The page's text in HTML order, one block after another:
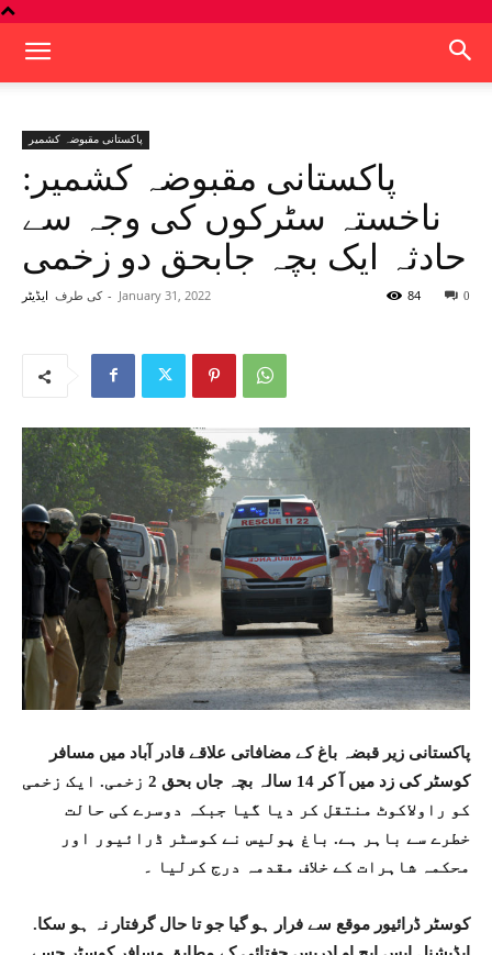
پاکستانی مقبوضہ کشمیر
پاکستانی مقبوضہ کشمیر:
ناخستہ سٹرکوں کی وجہ سے
حادثہ ایک بچہ جابحق دو زخمی
کی طرف ایڈیٹر - January 31, 2022 0
84
پاکستانی زیر قبضہ باغ کے مضافاتی علاقے قادر آباد میں مسافر
کوسٹر کی زد میں آ کر 14 سالہ بچہ جاں بحق 2 زخمی. ایک زخمی
کو راولاکوٹ منتقل کر دیا گیا جبکہ دوسرے کی حالت
خطرے سے باہر ہے. باغ پولیس نے کوسٹر ڈرائیور اور
محکمہ شاہرات کے خلاف مقدمہ درج کرلیا ۔
کوسٹر ڈرائیور موقع سے فرار ہو گیا جو تا حال گرفتار نہ ہو سکا.